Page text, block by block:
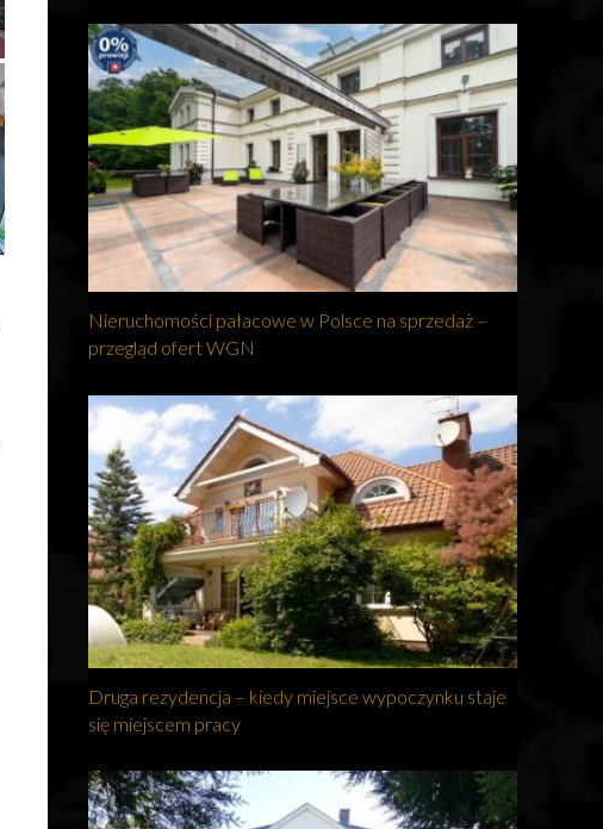
Nieruchomości pałacowe w Polsce na sprzedaż –
przegląd ofert WGN
Druga rezydencja – kiedy miejsce wypoczynku staje
się miejscem pracy